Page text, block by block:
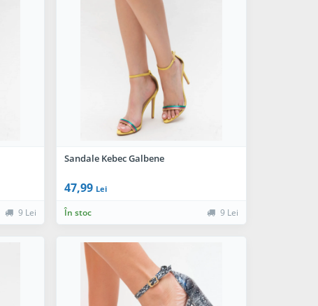
9 Lei
Sandale Kebec Galbene
47,99 Lei
În stoc 9 Lei